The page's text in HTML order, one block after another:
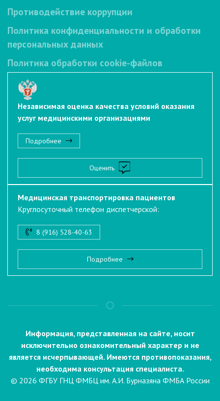
Противодействие коррупции
Политика конфиденциальности и обработки
персональных данных
Политика обработки cookie-файлов
Независимая оценка качества условий оказания
услуг медицинскими организациями
Подробнее
Оценить
Медицинская транспортировка пациентов
Круглосуточный телефон диспетчерской:
8 (916) 528-40-63
Подробнее
Информация, представленная на сайте, носит
исключительно ознакомительный характер и не
является исчерпывающей. Имеются противопоказания,
необходима консультация специалиста.
© 2026 ФГБУ ГНЦ ФМБЦ им. А.И. Бурназяна ФМБА России